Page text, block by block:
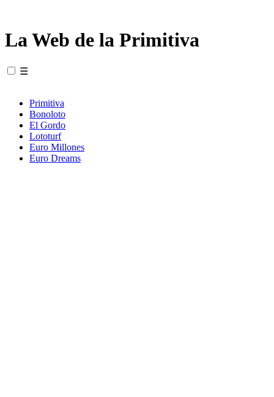
La Web de la Primitiva
☰
Primitiva
Bonoloto
El Gordo
Lototurf
Euro Millones
Euro Dreams